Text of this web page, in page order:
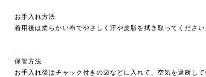
お手入れ方法
着用後は柔らかい布でやさしく汗や皮脂を拭き取ってください
保管方法
お手入れ後はチャック付きの袋などに入れて、空気を遮断し